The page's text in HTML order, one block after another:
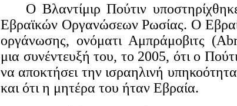
Ο Βλαντίμιρ Πούτιν
Εβραϊκών Οργανώσεων Ρωσίας. Ο
οργάνωσης, ονόματι Αμπράμοβιτς
μια συνέντευξή του, το 2005, ότι ο
να αποκτήσει την ισραηλινή
και ότι η μητέρα του ήταν Εβραία.